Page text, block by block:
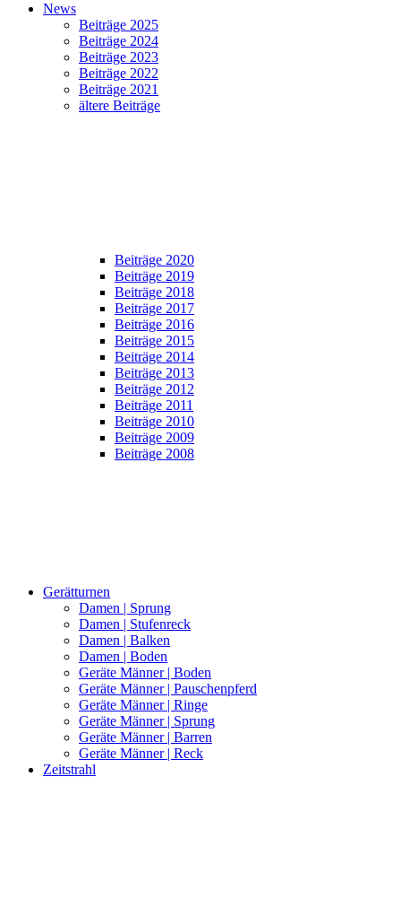
News
Beiträge 2025
Beiträge 2024
Beiträge 2023
Beiträge 2022
Beiträge 2021
ältere Beiträge
Beiträge 2020
Beiträge 2019
Beiträge 2018
Beiträge 2017
Beiträge 2016
Beiträge 2015
Beiträge 2014
Beiträge 2013
Beiträge 2012
Beiträge 2011
Beiträge 2010
Beiträge 2009
Beiträge 2008
Gerätturnen
Damen | Sprung
Damen | Stufenreck
Damen | Balken
Damen | Boden
Geräte Männer | Boden
Geräte Männer | Pauschenpferd
Geräte Männer | Ringe
Geräte Männer | Sprung
Geräte Männer | Barren
Geräte Männer | Reck
Zeitstrahl